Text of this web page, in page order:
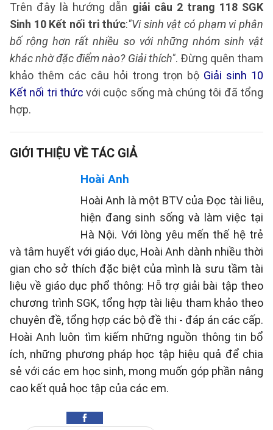
Trên đây là hướng dẫn giải câu 2 trang 118 SGK
Sinh 10 Kết nối tri thức:"Vi sinh vật có phạm vi phân
bố rộng hơn rất nhiều so với những nhóm sinh vật
khác nhờ đặc điểm nào? Giải thích". Đừng quên tham
khảo thêm các câu hỏi trong trọn bộ Giải sinh 10
Kết nối tri thức với cuộc sống mà chúng tôi đã tổng
hợp.
GIỚI THIỆU VỀ TÁC GIẢ
Hoài Anh
Hoài Anh là một BTV của Đọc tài liêu,
hiện đang sinh sống và làm việc tại
Hà Nội. Với lòng yêu mến thế hệ trẻ
và tâm huyết với giáo dục, Hoài Anh dành nhiều thời
gian cho sở thích đặc biệt của mình là sưu tầm tài
liệu về giáo dục phổ thông: Hỗ trợ giải bài tập theo
chương trình SGK, tổng hợp tài liệu tham khảo theo
chuyên đề, tổng hợp các bộ đề thi - đáp án các cấp.
Hoài Anh luôn tìm kiếm những nguồn thông tin bổ
ích, những phương pháp học tập hiệu quả để chia
sẻ với các em học sinh, mong muốn góp phần nâng
cao kết quả học tập của các em.